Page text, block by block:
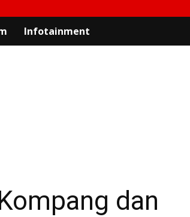
Infotainment
dan